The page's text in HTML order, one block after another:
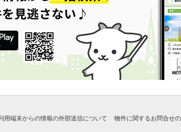
用端末からの情報の外部送信について 物件に関するお問合せ